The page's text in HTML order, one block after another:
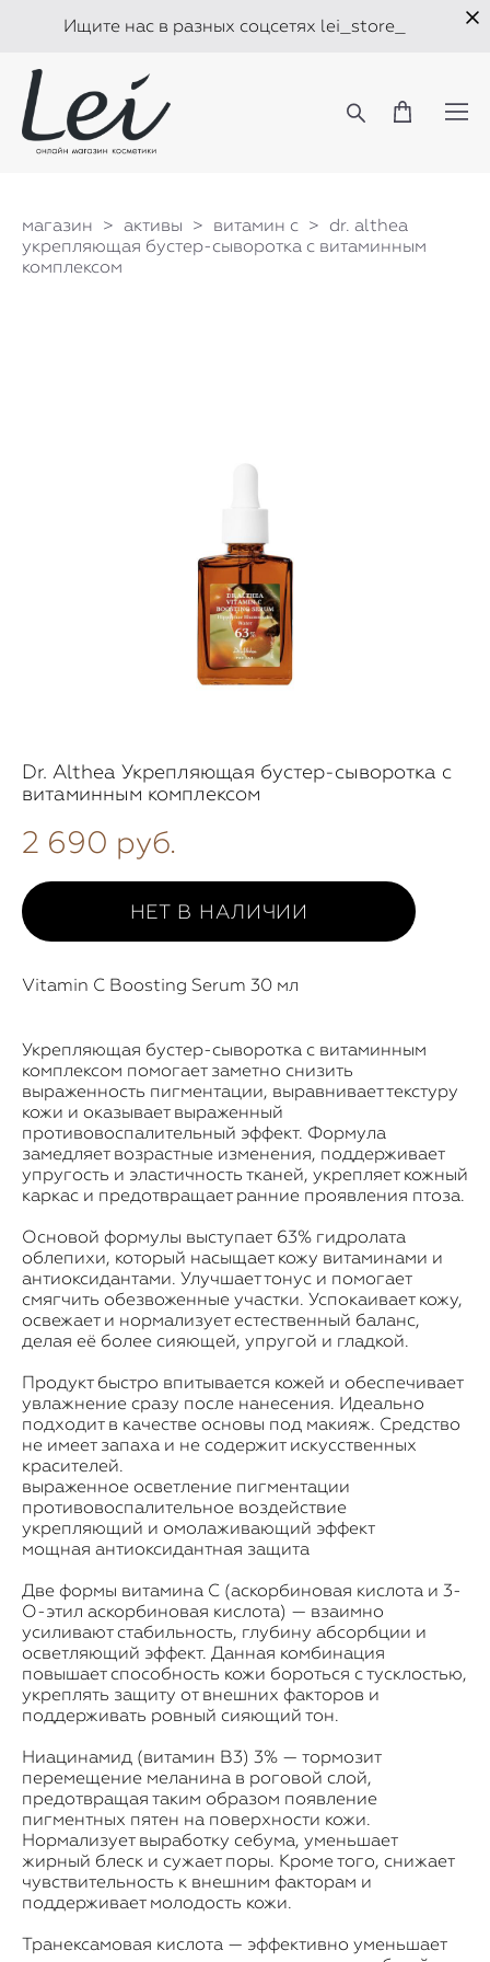
Ищите нас в разных соцсетях lei_store_
магазин > активы > витамин c > dr. althea
укрепляющая бустер-сыворотка с витаминным
комплексом
Dr. Althea Укрепляющая бустер-сыворотка с
витаминным комплексом
2 690 pуб.
НЕТ В НАЛИЧИИ
Vitamin C Boosting Serum 30 мл
Укрепляющая бустер-сыворотка с витаминным
комплексом помогает заметно снизить
выраженность пигментации, выравнивает текстуру
кожи и оказывает выраженный
противовоспалительный эффект. Формула
замедляет возрастные изменения, поддерживает
упругость и эластичность тканей, укрепляет кожный
каркас и предотвращает ранние проявления птоза.
Основой формулы выступает 63% гидролата
облепихи, который насыщает кожу витаминами и
антиоксидантами. Улучшает тонус и помогает
смягчить обезвоженные участки. Успокаивает кожу,
освежает и нормализует естественный баланс,
делая её более сияющей, упругой и гладкой.
Продукт быстро впитывается кожей и обеспечивает
увлажнение сразу после нанесения. Идеально
подходит в качестве основы под макияж. Средство
не имеет запаха и не содержит искусственных
красителей.
выраженное осветление пигментации
противовоспалительное воздействие
укрепляющий и омолаживающий эффект
мощная антиоксидантная защита
Две формы витамина C (аскорбиновая кислота и 3-
О-этил аскорбиновая кислота) — взаимно
усиливают стабильность, глубину абсорбции и
осветляющий эффект. Данная комбинация
повышает способность кожи бороться с тусклостью,
укреплять защиту от внешних факторов и
поддерживать ровный сияющий тон.
Ниацинамид (витамин В3) 3% — тормозит
перемещение меланина в роговой слой,
предотвращая таким образом появление
пигментных пятен на поверхности кожи.
Нормализует выработку себума, уменьшает
жирный блеск и сужает поры. Кроме того, снижает
чувствительность к внешним факторам и
поддерживает молодость кожи.
Транексамовая кислота — эффективно уменьшает